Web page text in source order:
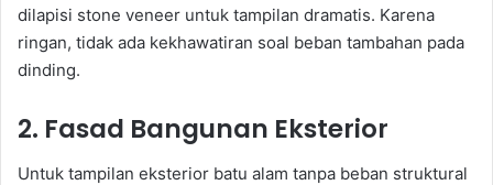
dilapisi stone veneer untuk tampilan dramatis. Karena
ringan, tidak ada kekhawatiran soal beban tambahan pada
dinding.
2. Fasad Bangunan Eksterior
Untuk tampilan eksterior batu alam tanpa beban struktural